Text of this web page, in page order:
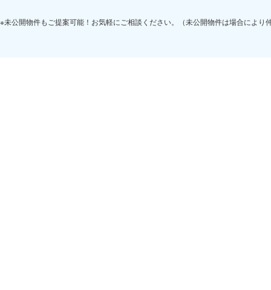
※未公開物件もご提案可能！お気軽にご相談ください。（未公開物件は場合により